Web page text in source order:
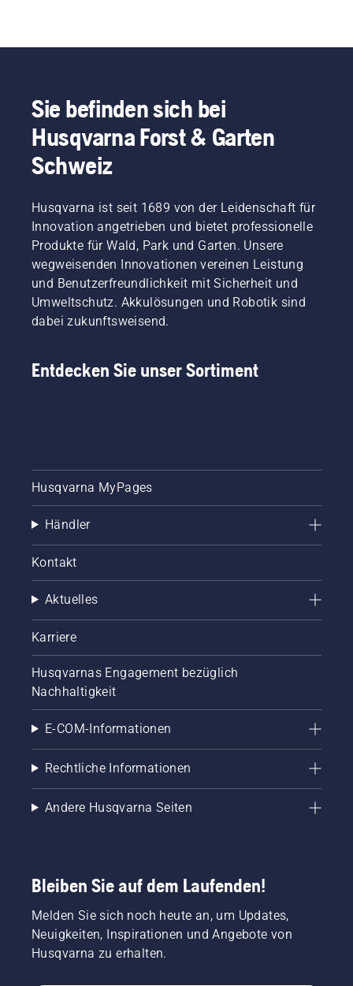
Sie befinden sich bei
Husqvarna Forst & Garten
Schweiz
Husqvarna ist seit 1689 von der Leidenschaft für
Innovation angetrieben und bietet professionelle
Produkte für Wald, Park und Garten. Unsere
wegweisenden Innovationen vereinen Leistung
und Benutzerfreundlichkeit mit Sicherheit und
Umweltschutz. Akkulösungen und Robotik sind
dabei zukunftsweisend.
Entdecken Sie unser Sortiment
Husqvarna MyPages
Händler
Kontakt
Aktuelles
Karriere
Husqvarnas Engagement bezüglich
Nachhaltigkeit
E-COM-Informationen
Rechtliche Informationen
Andere Husqvarna Seiten
Bleiben Sie auf dem Laufenden!
Melden Sie sich noch heute an, um Updates,
Neuigkeiten, Inspirationen und Angebote von
Husqvarna zu erhalten.